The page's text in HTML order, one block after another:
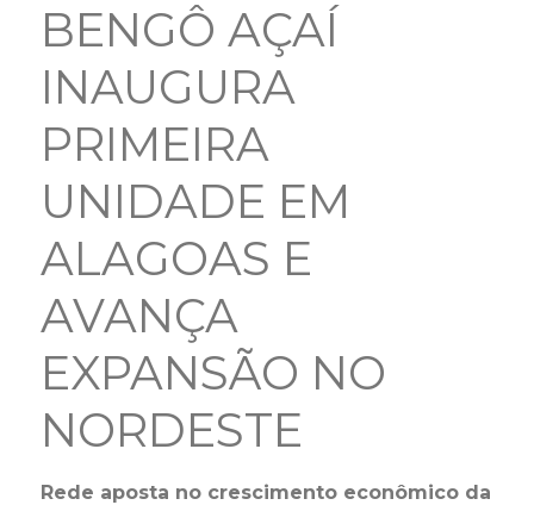
BENGÔ AÇAÍ
INAUGURA
PRIMEIRA
UNIDADE EM
ALAGOAS E
AVANÇA
EXPANSÃO NO
NORDESTE
Rede aposta no crescimento econômico da